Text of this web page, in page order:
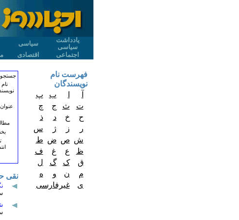
یادداشت
سیاسی
سیاسی
اجتماعی
اقتصادی
جستجو
نقی
فهرست نام
نویسندگان
ب
پ
ت
ث ج
چ
ح
خ د
ذ
ر
ز ژ
س
ش ص ض ط
ظ
ع غ
ف
ق
ک گ
ل
م
ن و
ه
ی
غیرفارسی